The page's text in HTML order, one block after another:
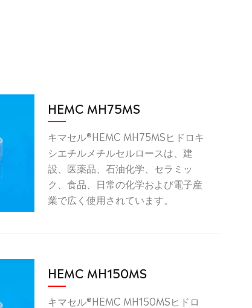
HEMC MH75MS
キマセル®HEMC MH75MSヒドロキ
シエチルメチルセルロースは、建
設、医薬品、石油化学、セラミッ
ク、食品、日常の化学および電子産
業で広く使用されています。
HEMC MH150MS
キマセル®HEMC MH150MSヒドロ